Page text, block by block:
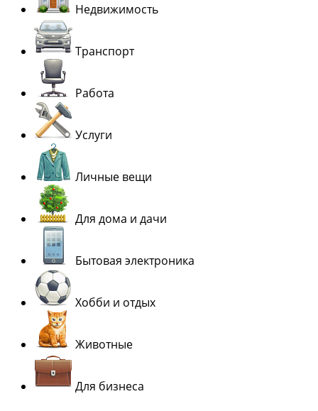
Недвижимость
Транспорт
Работа
Услуги
Личные вещи
Для дома и дачи
Бытовая электроника
Хобби и отдых
Животные
Для бизнеса